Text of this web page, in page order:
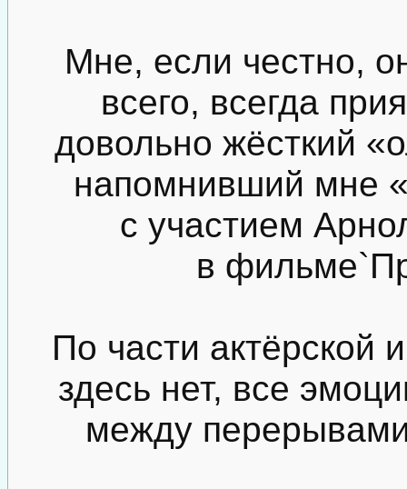
Мне, если честно,
всего, всегда
довольно жёсткий
напомнивший мне
с участием
в
По части актёрской
здесь нет, все
между